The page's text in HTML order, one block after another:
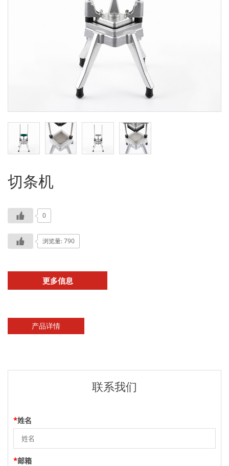
切条机
0
浏览量: 790
更多信息
产品详情
联系我们
*姓名
*邮箱